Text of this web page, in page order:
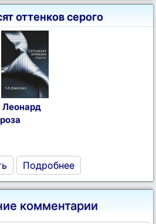
оттенков серого
Подробнее
комментарии